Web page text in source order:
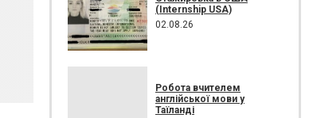
(Internship USA)
02.08.26
Робота вчителем
англійської мови у
Таїланді